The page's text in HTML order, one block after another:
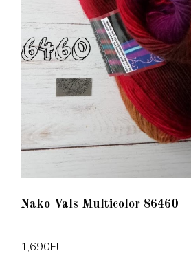
Nako Vals Multicolor 86460
1,690Ft